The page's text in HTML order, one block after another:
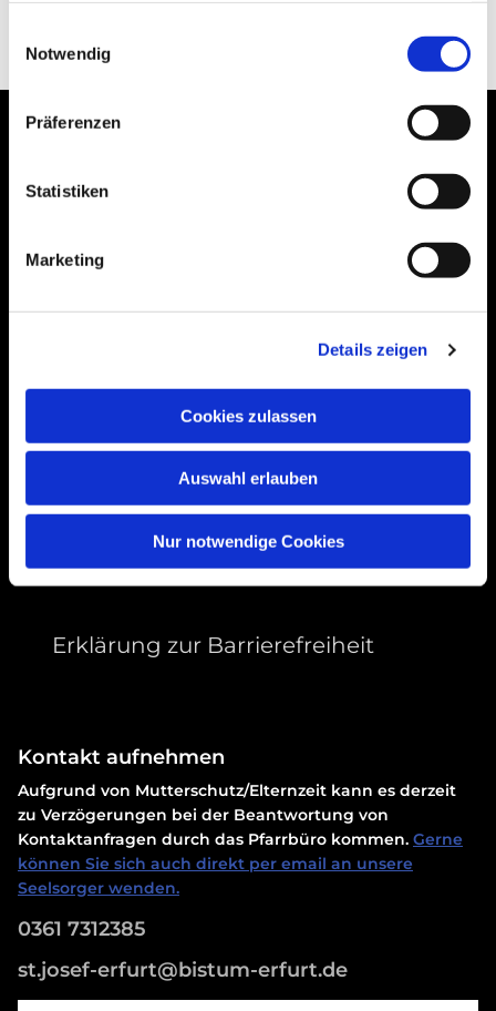
Notwendig
Präferenzen
Statistiken
Marketing
Details zeigen
Cookies zulassen
Auswahl erlauben
Nur notwendige Cookies
Bitte akzeptieren Sie Marketing-Cookies,
Accept cookies
Erklärung zur Barrierefreiheit
Kontakt aufnehmen
Aufgrund von Mutterschutz/Elternzeit kann es derzeit
zu Verzögerungen bei der Beantwortung von
Kontaktanfragen durch das Pfarrbüro kommen. Gerne
können Sie sich auch direkt per email an unsere
Seelsorger wenden.
0361 7312385
st.josef-erfurt@bistum-erfurt.de